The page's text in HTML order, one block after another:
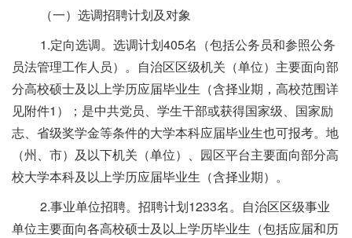
（一）选调招聘计划及对象
1.定向选调。选调计划405名（包括公务员和参照公务
员法管理工作人员）。自治区区级机关（单位）主要面向部
分高校硕士及以上学历应届毕业生（含择业期，高校范围详
见附件1）；是中共党员、学生干部或获得国家级、国家励
志、省级奖学金等条件的大学本科应届毕业生也可报考。地
（州、市）及以下机关（单位）、园区平台主要面向部分高
校大学本科及以上学历应届毕业生（含择业期）。
2.事业单位招聘。招聘计划1233名。自治区区级事业
单位主要面向各高校硕士及以上学历毕业生（包括应届和历